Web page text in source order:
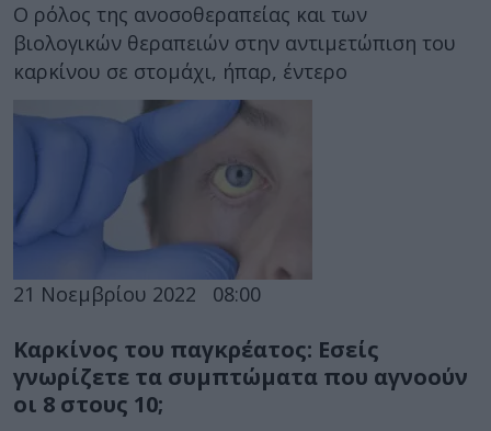
Ο ρόλος της ανοσοθεραπείας και των
βιολογικών θεραπειών στην αντιμετώπιση του
καρκίνου σε στομάχι, ήπαρ, έντερο
21 Νοεμβρίου 2022 08:00
Καρκίνος του παγκρέατος: Εσείς
γνωρίζετε τα συμπτώματα που αγνοούν
οι 8 στους 10;